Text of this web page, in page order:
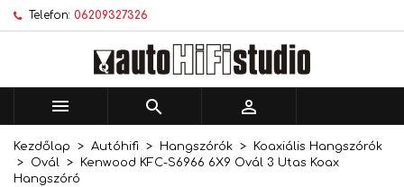
Telefon: 06209327326
  
Kezdőlap Autóhifi Hangszórók
Koaxiális Hangszórók
Ovál
Kenwood KFC-S6966 6X9 Ovál 3 Utas Koax
Hangszóró
Kívánságlistáim ×
Új lista létrehozása
Kívánságlista létrehozása ×
Kívánságlista neve
Bejelentkezés ×
történő mentéséhez.
Mégsem Bejelentkezés